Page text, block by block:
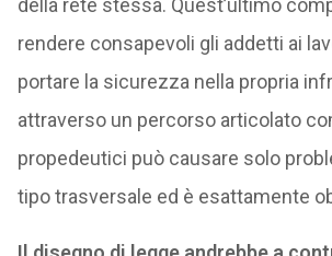
della rete stessa. Quest’ultimo
rendere consapevoli gli addetti ai
portare la sicurezza nella propria
attraverso un percorso articolato
propedeutici può causare solo
tipo trasversale ed è esattamente